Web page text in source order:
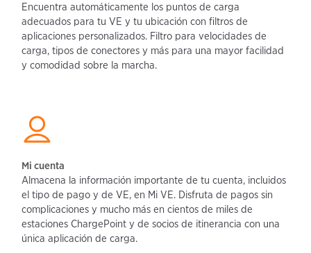
Encuentra automáticamente los puntos de carga
adecuados para tu VE y tu ubicación con filtros de
aplicaciones personalizados. Filtro para velocidades de
carga, tipos de conectores y más para una mayor facilidad
y comodidad sobre la marcha.
Mi cuenta
Almacena la información importante de tu cuenta, incluidos
el tipo de pago y de VE, en Mi VE. Disfruta de pagos sin
complicaciones y mucho más en cientos de miles de
estaciones ChargePoint y de socios de itinerancia con una
única aplicación de carga.